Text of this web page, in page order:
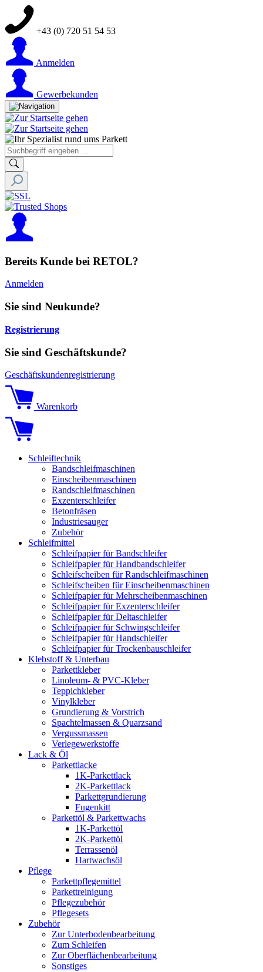
+43 (0) 720 51 54 53
Anmelden
Gewerbekunden
Bereits Kunde bei RETOL?
Anmelden
Sie sind Neukunde?
Registrierung
Sie sind Geschäftskunde?
Geschäftskundenregistrierung
Warenkorb
Schleiftechnik
Bandschleifmaschinen
Einscheibenmaschinen
Randschleifmaschinen
Exzenterschleifer
Betonfräsen
Industriesauger
Zubehör
Schleifmittel
Schleifpapier für Bandschleifer
Schleifpapier für Handbandschleifer
Schleifscheiben für Randschleifmaschinen
Schleifscheiben für Einscheibenmaschinen
Schleifpapier für Mehrscheibenmaschinen
Schleifpapier für Exzenterschleifer
Schleifpapier für Deltaschleifer
Schleifpapier für Schwingschleifer
Schleifpapier für Handschleifer
Schleifpapier für Trockenbauschleifer
Klebstoff & Unterbau
Parkettkleber
Linoleum- & PVC-Kleber
Teppichkleber
Vinylkleber
Grundierung & Vorstrich
Spachtelmassen & Quarzsand
Vergussmassen
Verlegewerkstoffe
Lack & Öl
Parkettlacke
1K-Parkettlack
2K-Parkettlack
Parkettgrundierung
Fugenkitt
Parkettöl & Parkettwachs
1K-Parkettöl
2K-Parkettöl
Terrassenöl
Hartwachsöl
Pflege
Parkettpflegemittel
Parkettreinigung
Pflegezubehör
Pflegesets
Zubehör
Zur Unterbodenbearbeitung
Zum Schleifen
Zur Oberflächenbearbeitung
Sonstiges